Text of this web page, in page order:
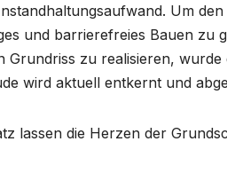
Um
und barrierefreies Bauen zu
Grundriss zu realisieren,
wird aktuell entkernt und
lassen die Herzen der